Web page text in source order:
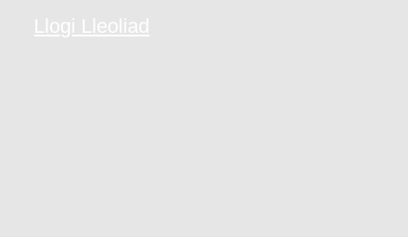
Llogi Lleoliad